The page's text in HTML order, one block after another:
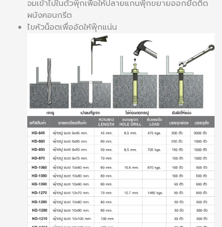
จมเข้าไปในตัวพุ๊กเพื่อให้ปลายแกนพุีกขยายออกยึดติด
ผนังคอนกรีต
ไขหัวน็อตเพื่ออัดให้พุ๊กแน่น